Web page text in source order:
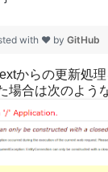
with ❤ by GitHub
からの更新処
場合は次のよう